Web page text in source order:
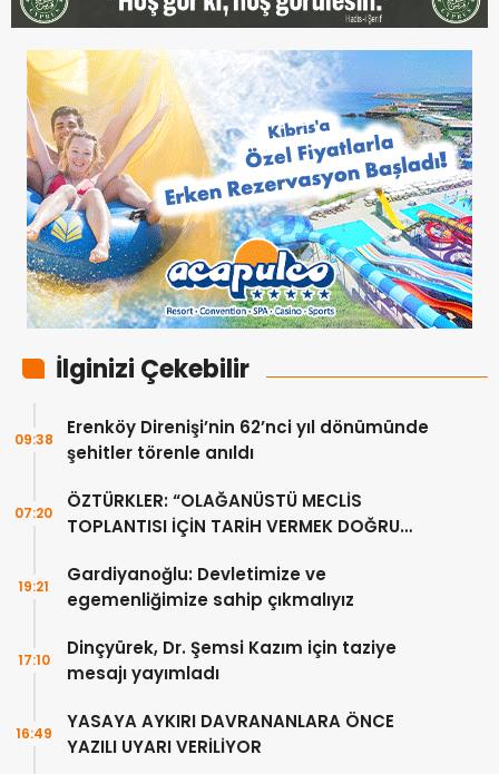
İlginizi Çekebilir
Erenköy Direnişi’nin 62’nci yıl dönümünde
şehitler törenle anıldı
09:38
ÖZTÜRKLER: “OLAĞANÜSTÜ MECLİS
TOPLANTISI İÇİN TARİH VERMEK DOĞRU
07:20
Gardiyanoğlu: Devletimize ve
egemenliğimize sahip çıkmalıyız
19:21
Dinçyürek, Dr. Şemsi Kazım için taziye
mesajı yayımladı
17:10
YASAYA AYKIRI DAVRANANLARA ÖNCE
YAZILI UYARI VERİLİYOR
16:49